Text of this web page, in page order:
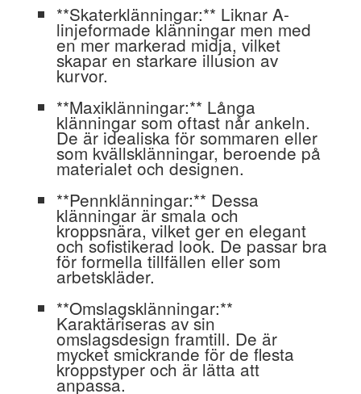
**Skaterklänningar:** Liknar A-
linjeformade klänningar men med
en mer markerad midja, vilket
skapar en starkare illusion av
kurvor.
**Maxiklänningar:** Långa
klänningar som oftast når ankeln.
De är idealiska för sommaren eller
som kvällsklänningar, beroende på
materialet och designen.
**Pennklänningar:** Dessa
klänningar är smala och
kroppsnära, vilket ger en elegant
och sofistikerad look. De passar bra
för formella tillfällen eller som
arbetskläder.
**Omslagsklänningar:**
Karaktäriseras av sin
omslagsdesign framtill. De är
mycket smickrande för de flesta
kroppstyper och är lätta att
anpassa.